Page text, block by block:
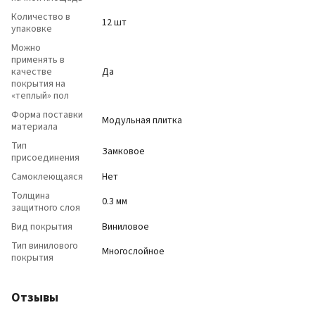
Количество в
упаковке
12 шт
Можно
применять в
качестве
покрытия на
«теплый» пол
Да
Форма поставки
материала
Модульная плитка
Тип
присоединения
Замковое
Самоклеющаяся
Нет
Толщина
защитного слоя
0.3 мм
Вид покрытия
Виниловое
Тип винилового
покрытия
Многослойное
Отзывы